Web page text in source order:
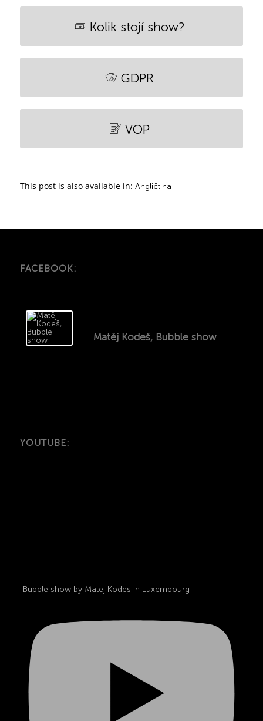
Kolik stojí show?
GDPR
VOP
This post is also available in: Angličtina
FACEBOOK:
Matěj Kodeš, Bubble show
YOUTUBE:
Bubble show by Matej Kodes in Luxembourg